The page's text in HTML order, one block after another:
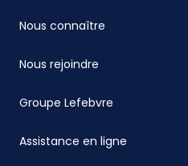
Nous connaître
Nous rejoindre
Groupe Lefebvre
Assistance en ligne